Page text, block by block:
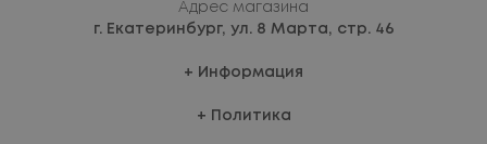
Адрес магазина
г. Екатеринбург, ул. 8 Марта, стр. 46
Информация
Политика